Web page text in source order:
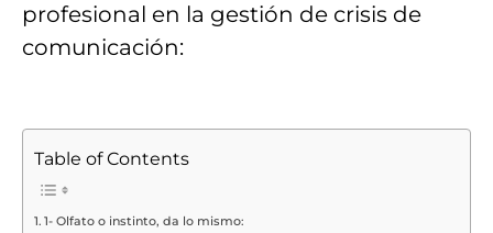
profesional en la gestión de crisis de
comunicación:
Table of Contents
1- Olfato o instinto, da lo mismo: